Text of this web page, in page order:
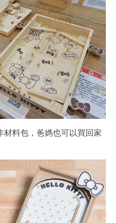
材料包，爸媽也可以買回家